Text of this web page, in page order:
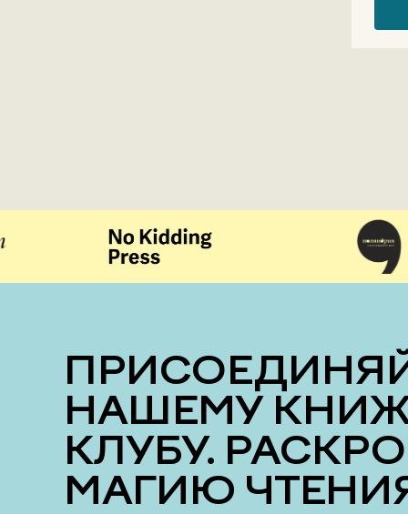
ПРИСОЕДИНЯЙТЕСЬ К
НАШЕМУ
КЛУБУ.
МАГИЮ